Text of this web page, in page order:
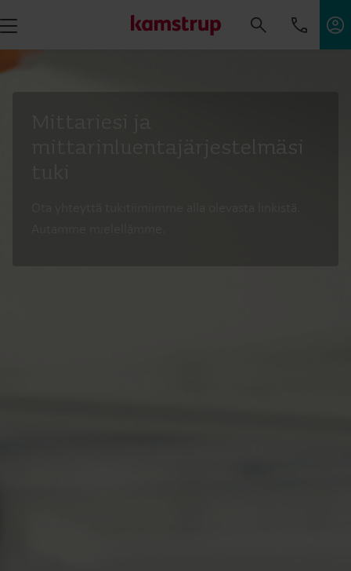
mittarinluentajärjestelmäsi